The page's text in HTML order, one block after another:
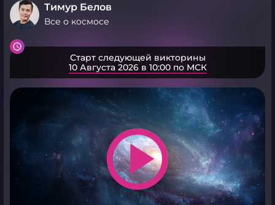
Тимур Белов
Все о космосе
Старт следующей викторины
10 Августа 2026 в 10:00 по МСК
play_arrow